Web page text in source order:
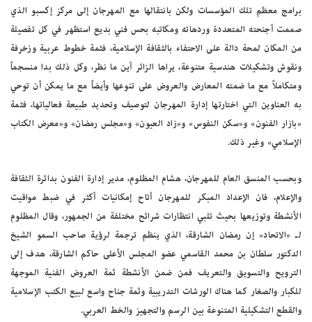
برامج معظم تلك المؤسسات ولكن بانتقالها مع المهرجان إلى مركز إكسبو الذي
صممت أجنحته المتعددة وردهاته ومكاتبه بحس فني بديع استظهر في كل تفصيلة
من المكان لمحة دالة على الاحتفاء بالثقافة الإسلامية، فثمة خطوط عربية وزخرفة
ونقوش وتشكيلات هندسية متنوعة، يراها الزائر أين ما نظر، وكل ذلك بدا منسجماً
ومتكاملاً مع ما ضمته المعارض والعروض على تنوعها وأيضاً مع ما يمكن أن توحي
به العناوين التي اختارتها إدارة المهرجان لتوصيف وتحديد طبيعة فعالياتها، فثمة
«بازار الفنون» و«سكن النفوس» و«زاد العيون» و«مجلس رمضان» و«معرض الكتاب
الإسلامي» وغير ذلك.
وبحسب المنسق العام للمهرجان، هشام المظلوم، مدير إدارة الفنون بدائرة الثقافة
والإعلام، فان الإعداد المبكر للمهرجان أتاح إمكانيات أكثر في ضبط مواقيت
الأنشطة وتوزيعها بحيث تلبي انتظارات شرائح مختلفة من الجمهور، وقال المظلوم
لـ «الاتحاد» إن رمضان الشارقة، الذي ينظم ترجمة لرؤية صاحب السمو الشيخ
الدكتور سلطان بن محمد القاسمي عضو المجلس الأعلى حاكم الشارقة، هدف إلى
الترويح والتسويق والتعريف فمن ضمن الأنشطة ثمة العروض الفنية الموجهة
للكبار والصغار كما هناك الورشات التدريبية وثمة جناح واسع لبيع الكتب الإسلامية
والقطع التشكيلية المتنوعة بين الرسم والتجهيز والخط العربي.